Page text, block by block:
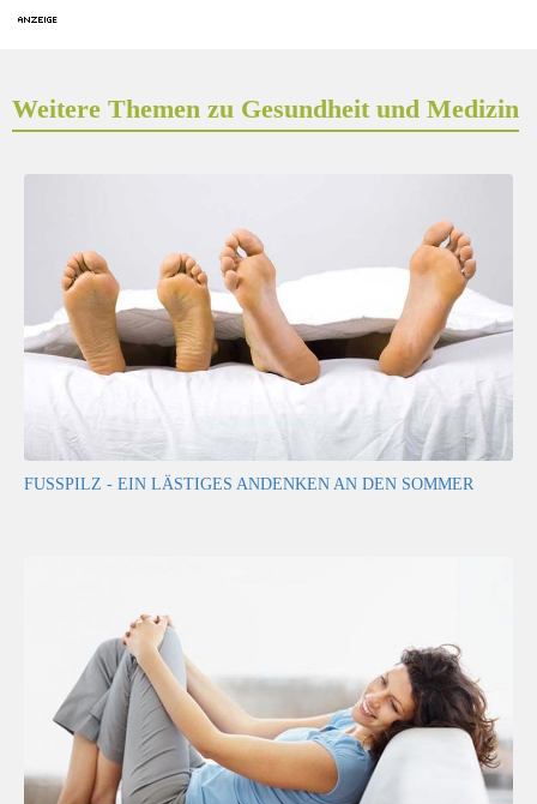
Weitere Themen zu Gesundheit und Medizin
FUSSPILZ - EIN LÄSTIGES ANDENKEN AN DEN SOMMER